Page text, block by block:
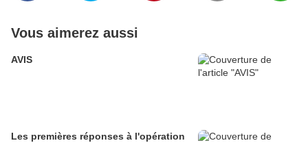
Vous aimerez aussi
AVIS
Les premières réponses à l'opération